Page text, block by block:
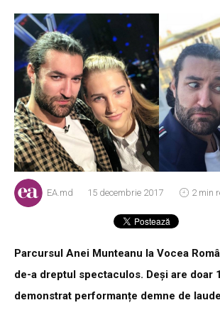
EA.md 15 decembrie 2017 2 min
Parcursul Anei Munteanu la Vocea
de-a dreptul spectaculos. Deși are doar
demonstrat performanțe demne de